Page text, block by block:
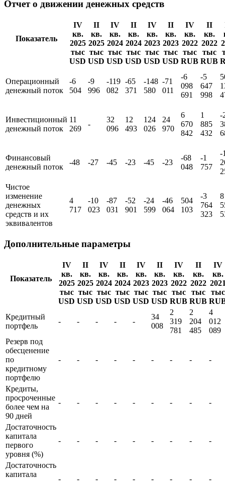
Отчет о движении денежных средств
Показатель
IV
кв.
2025
тыс
USD
II
кв.
2025
тыс
USD
IV
кв.
2024
тыс
USD
II
кв.
2024
тыс
USD
IV
кв.
2023
тыс
USD
II
кв.
2023
тыс
USD
IV
кв.
2022
тыс
RUB
II
кв.
2022
тыс
RUB
Операционный
денежный поток
-6
504
-9
996
-119
082
-65
371
-148
580
-71
011
-6
098
691
-5
647
998
Инвестиционный
денежный поток
11
269
-
32
096
12
493
124
026
24
970
6
670
842
1
885
432
-
Финансовый
денежный поток
-48 -27 -45 -23 -45 -23
-68
048
-1
757
-
Чистое
изменение
денежных
средств и их
эквивалентов
4
717
-10
023
-87
031
-52
901
-24
599
-46
064
504
103
-3
764
323
8
Дополнительные параметры
Показатель
IV
кв.
2025
тыс
USD
II
кв.
2025
тыс
USD
IV
кв.
2024
тыс
USD
II
кв.
2024
тыс
USD
IV
кв.
2023
тыс
USD
II
кв.
2023
тыс
USD
IV
кв.
2022
тыс
RUB
II
кв.
2022
тыс
RUB
IV
кв.
тыс
Кредитный
портфель
- - - - -
34
008
2
319
781
2
204
485
4
012
089
Резерв под
обесценение
по
кредитному
портфелю
- - - - - - - - -
Кредиты,
просроченные
более чем на
90 дней
- - - - - - - - -
Достаточность
капитала
первого
уровня (%)
- - - - - - - - -
Достаточность
капитала
- - - - - - - - -